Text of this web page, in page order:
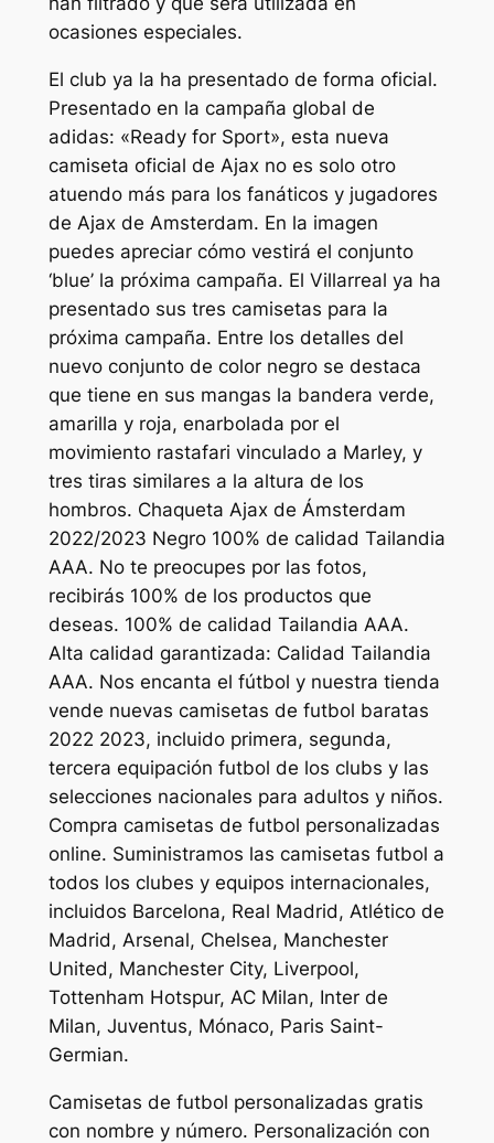
ocasiones especiales.
El club ya la ha presentado de forma oficial.
Presentado en la campaña global de
adidas: «Ready for Sport», esta nueva
camiseta oficial de Ajax no es solo otro
atuendo más para los fanáticos y jugadores
de Ajax de Amsterdam. En la imagen
puedes apreciar cómo vestirá el conjunto
‘blue’ la próxima campaña. El Villarreal ya ha
presentado sus tres camisetas para la
próxima campaña. Entre los detalles del
nuevo conjunto de color negro se destaca
que tiene en sus mangas la bandera verde,
amarilla y roja, enarbolada por el
movimiento rastafari vinculado a Marley, y
tres tiras similares a la altura de los
hombros. Chaqueta Ajax de Ámsterdam
2022/2023 Negro 100% de calidad Tailandia
AAA. No te preocupes por las fotos,
recibirás 100% de los productos que
deseas. 100% de calidad Tailandia AAA.
Alta calidad garantizada: Calidad Tailandia
AAA. Nos encanta el fútbol y nuestra tienda
vende nuevas camisetas de futbol baratas
2022 2023, incluido primera, segunda,
tercera equipación futbol de los clubs y las
selecciones nacionales para adultos y niños.
Compra camisetas de futbol personalizadas
online. Suministramos las camisetas futbol a
todos los clubes y equipos internacionales,
incluidos Barcelona, Real Madrid, Atlético de
Madrid, Arsenal, Chelsea, Manchester
United, Manchester City, Liverpool,
Tottenham Hotspur, AC Milan, Inter de
Milan, Juventus, Mónaco, Paris Saint-
Germian.
Camisetas de futbol personalizadas gratis
con nombre y número. Personalización con